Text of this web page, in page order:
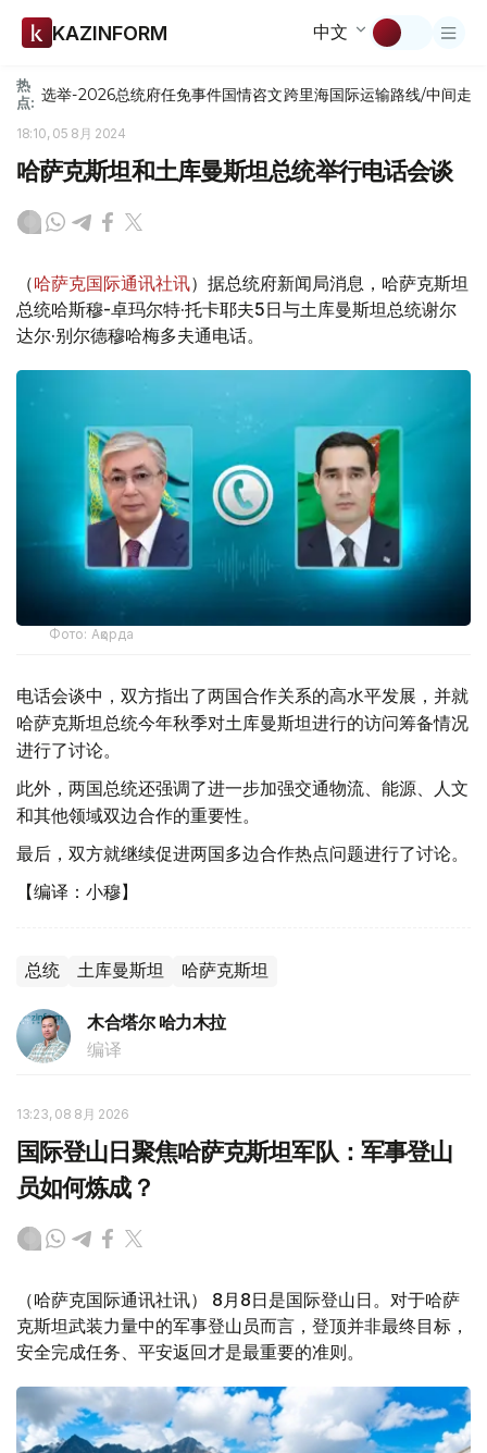
KAZINFORM 中文
热
点: 选举-2026总统府任免事件国情咨文跨里海国际运输路线/中间走廊
18:10, 05 8月 2024
哈萨克斯坦和土库曼斯坦总统举行电话会谈
（哈萨克国际通讯社讯）据总统府新闻局消息，哈萨克斯坦
总统哈斯穆-卓玛尔特·托卡耶夫5日与土库曼斯坦总统谢尔
达尔·别尔德穆哈梅多夫通电话。
Фото: Ақорда
电话会谈中，双方指出了两国合作关系的高水平发展，并就
哈萨克斯坦总统今年秋季对土库曼斯坦进行的访问筹备情况
进行了讨论。
此外，两国总统还强调了进一步加强交通物流、能源、人文
和其他领域双边合作的重要性。
最后，双方就继续促进两国多边合作热点问题进行了讨论。
【编译：小穆】
总统 土库曼斯坦 哈萨克斯坦
木合塔尔 哈力木拉
编译
13:23, 08 8月 2026
国际登山日聚焦哈萨克斯坦军队：军事登山
员如何炼成？
（哈萨克国际通讯社讯） 8月8日是国际登山日。对于哈萨
克斯坦武装力量中的军事登山员而言，登顶并非最终目标，
安全完成任务、平安返回才是最重要的准则。